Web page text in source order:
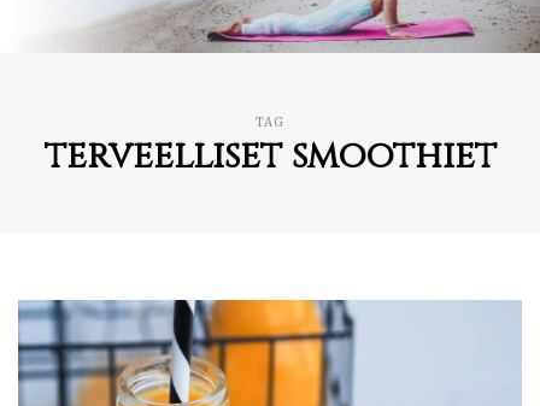
TAG
terveelliset smoothiet